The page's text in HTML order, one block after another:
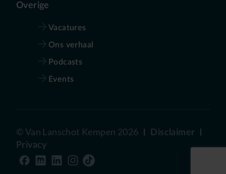
Overige
Vacatures
Ons verhaal
Podcasts
Events
©Van Lanschot Kempen 2026
Disclaimer
Privacy